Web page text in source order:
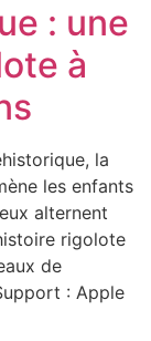
: une
à
la
les enfants
alternent
rigolote
de
: Apple